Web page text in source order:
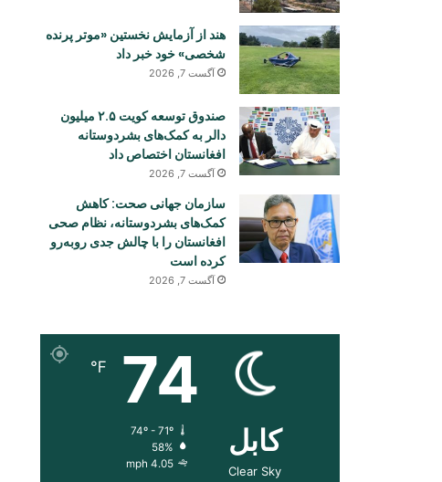
هند از آزمایش نخستین «موتر پرنده
شخصی» خود خبر داد
آگست 7, 2026
صندوق توسعه کویت ۲.۵ میلیون
دالر به کمک‌های بشردوستانه
افغانستان اختصاص داد
آگست 7, 2026
سازمان جهانی صحت: کاهش
کمک‌های بشردوستانه، نظام صحی
افغانستان را با چالش جدی روبه‌رو
کرده است
آگست 7, 2026
کابل
Clear Sky
74
℉
74º - 71º
58%
4.05 mph